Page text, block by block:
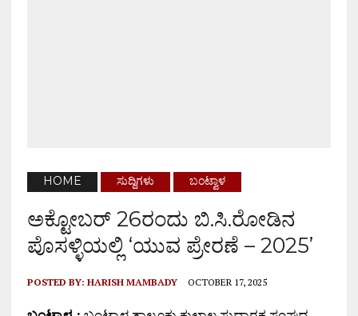
HOME ಸುದ್ದಿಗಳು ಬಂಟ್ವಾಳ
ಅಕ್ಟೋಬರ್ 26ರಂದು ಬಿ.ಸಿ.ರೋಡಿನ
ಪೊಸಳ್ಳಿಯಲ್ಲಿ ‘ಯುವ ಪ್ರೇರಣೆ – 2025’
POSTED BY: HARISH MAMBADY OCTOBER 17, 2025